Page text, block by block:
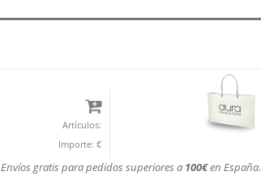
Artículos:
Importe: €
Envíos gratis para pedidos superiores a 100€en España.